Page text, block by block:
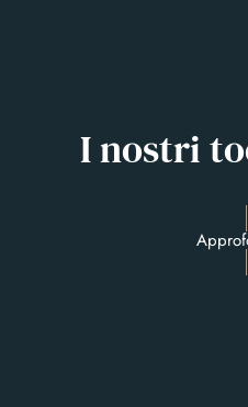
I nostri